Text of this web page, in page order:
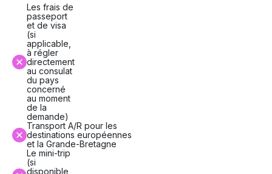
Les frais de
passeport
et de visa
(si
applicable,
à régler
directement
au consulat
du pays
concerné
au moment
de la
demande)
Transport A/R pour les
destinations européennes
et la Grande-Bretagne
Le mini-trip
(si
disponible